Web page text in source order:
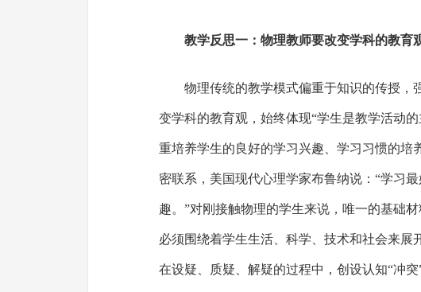
教学反思一：物理教师要改变学科的教育
物理传统的教学模式偏重于知识的传授，
变学科的教育观，始终体现“学生是教学活动
重培养学生的良好的学习兴趣、学习习惯的培
密联系，美国现代心理学家布鲁纳说：“学习
趣。”对刚接触物理的学生来说，唯一的基础
必须围绕着学生生活、科学、技术和社会来展
在设疑、质疑、解疑的过程中，创设认知“冲